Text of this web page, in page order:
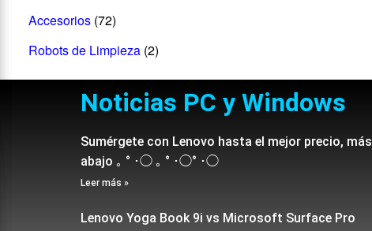
Accesorios (72)
Robots de Limpieza (2)
Noticias PC y Windows
Sumérgete con Lenovo hasta el mejor precio, más
abajo ｡ ° ･◯ ｡ ° ･◯° ･◯
Leer más »
Lenovo Yoga Book 9i vs Microsoft Surface Pro